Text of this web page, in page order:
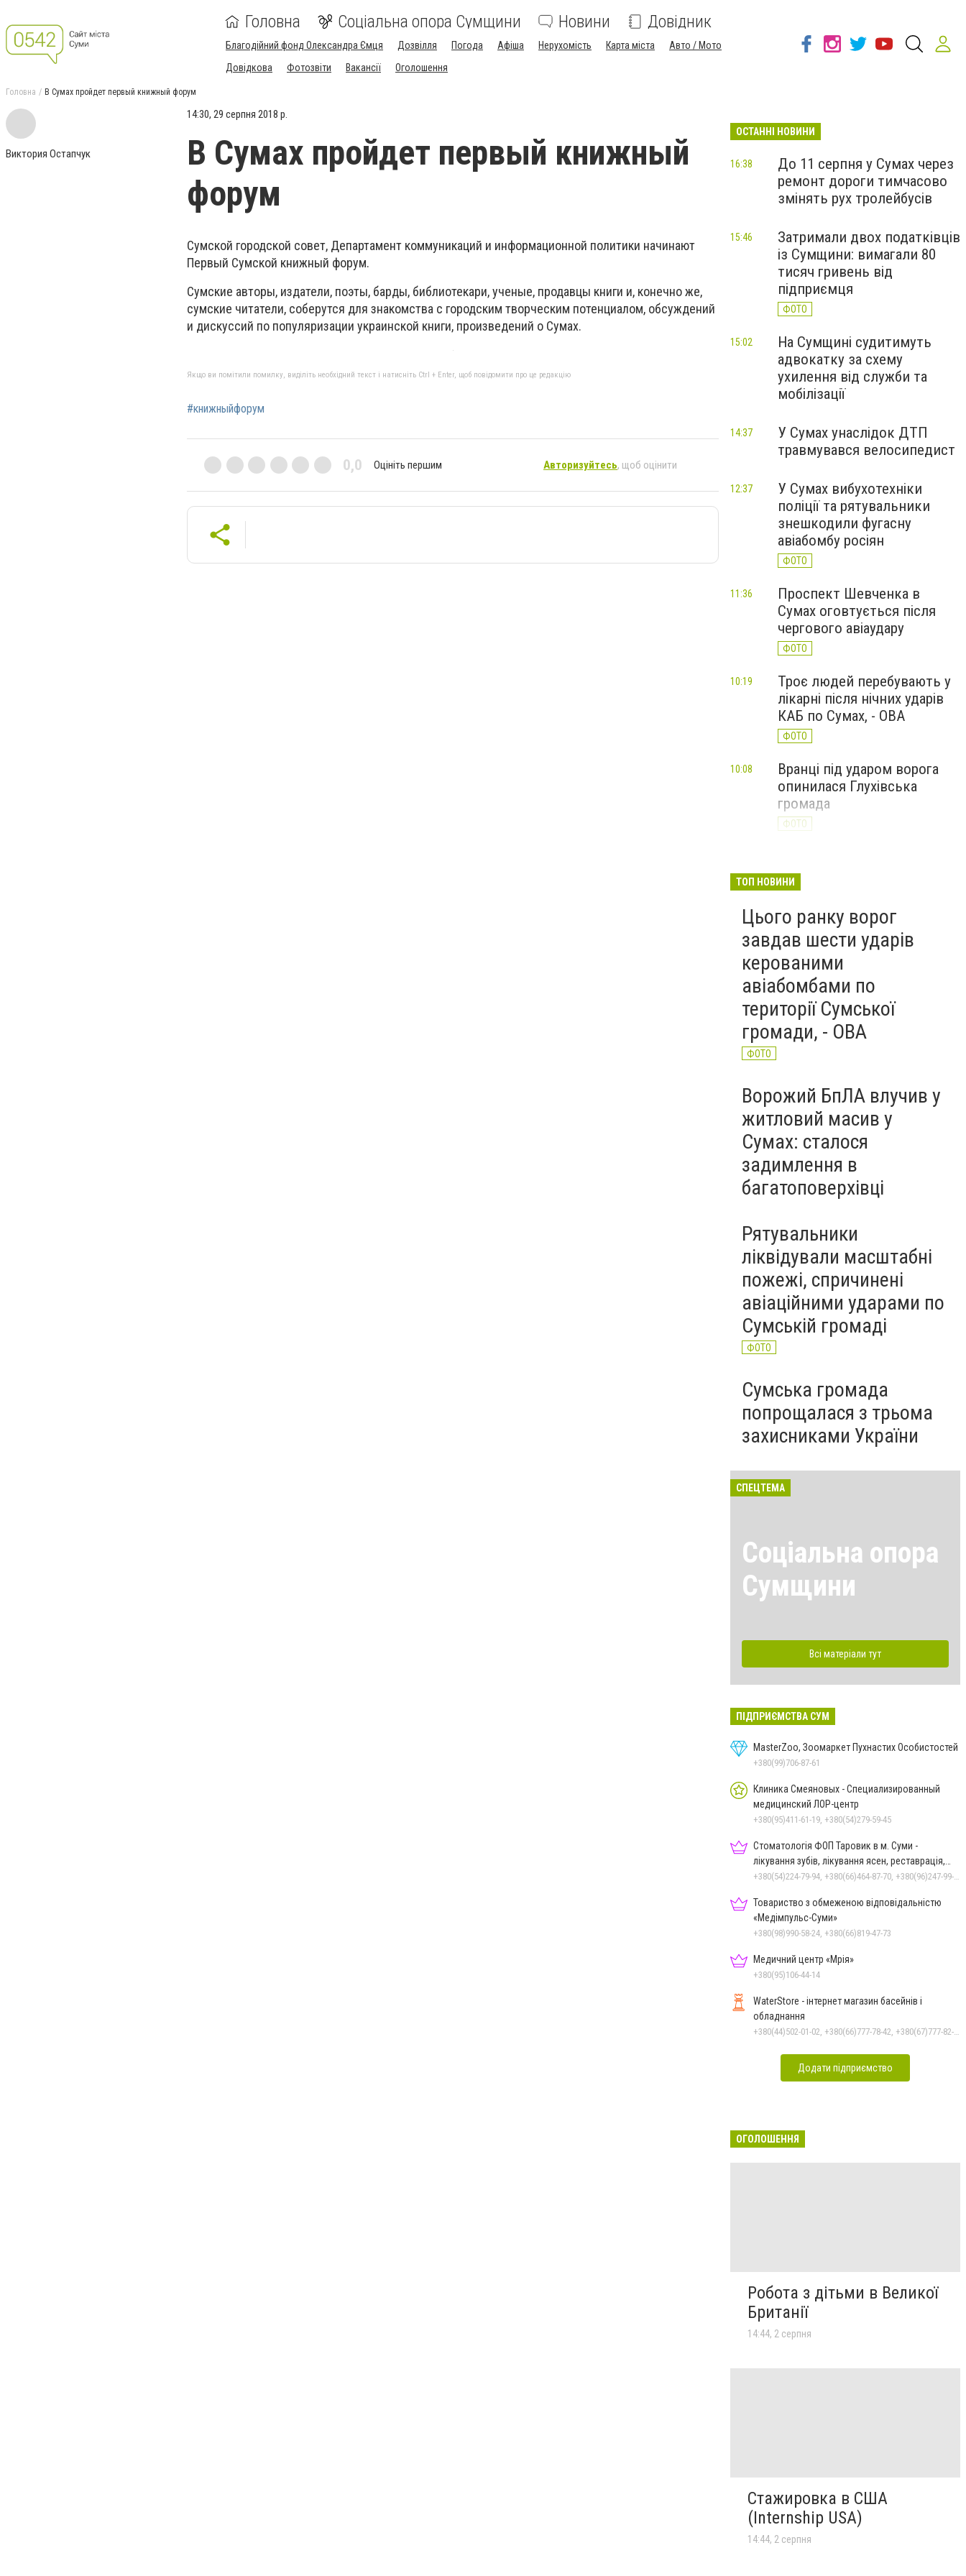
Головна Соціальна опора Сумщини Новини Довідник
Благодійний фонд Олександра Ємця Дозвілля Погода Афіша Нерухомість Карта міста
Авто / Мото
Довідкова
Фотозвіти Вакансії Оголошення
Головна В Сумах пройдет первый книжный форум
Виктория Остапчук
14:30, 29 серпня 2018 р.
В Сумах пройдет первый книжный
форум
Сумской городской совет, Департамент коммуникаций и информационной политики начинают
Первый Сумской книжный форум.
Сумские авторы, издатели, поэты, барды, библиотекари, ученые, продавцы книги и, конечно же,
сумские читатели, соберутся для знакомства с городским творческим потенциалом, обсуждений
и дискуссий по популяризации украинской книги, произведений о Сумах.
Якщо ви помітили помилку, виділіть необхідний текст і натисніть Ctrl + Enter, щоб повідомити про це редакцію
#книжныйфорум
0,0 Оцініть першим Авторизуйтесь, щоб оцінити
ОСТАННІ НОВИНИ
До 11 серпня у Сумах через
ремонт дороги тимчасово
змінять рух тролейбусів
16:38
Затримали двох податківців
із Сумщини: вимагали 80
тисяч гривень від
підприємця
ФОТО
15:46
На Сумщині судитимуть
адвокатку за схему
ухилення від служби та
мобілізації
15:02
У Сумах унаслідок ДТП
травмувався велосипедист
14:37
У Сумах вибухотехніки
поліції та рятувальники
знешкодили фугасну
авіабомбу росіян
ФОТО
12:37
Проспект Шевченка в
Сумах оговтується після
чергового авіаудару
ФОТО
11:36
Троє людей перебувають у
лікарні після нічних ударів
КАБ по Сумах, - ОВА
ФОТО
10:19
Вранці під ударом ворога
опинилася Глухівська
громада
ФОТО
10:08
ТОП НОВИНИ
Цього ранку ворог
завдав шести ударів
керованими
авіабомбами по
території Сумської
громади, - ОВА
ФОТО
Ворожий БпЛА влучив у
житловий масив у
Сумах: сталося
задимлення в
багатоповерхівці
Рятувальники
ліквідували масштабні
пожежі, спричинені
авіаційними ударами по
Сумській громаді
ФОТО
Сумська громада
попрощалася з трьома
захисниками України
СПЕЦТЕМА
Соціальна опора
Сумщини
Всі матеріали тут
ПІДПРИЄМСТВА СУМ
MasterZoo, Зоомаркет Пухнастих Особистостей
+380(99)706-87-61
Клиника Смеяновых - Специализированный
медицинский ЛОР-центр
+380(95)411-61-19, +380(54)279-59-45
Стоматологія ФОП Таровик в м. Суми -
лікування зубів, лікування ясен, реставрація,
протезування
Товариство з обмеженою відповідальністю
«Медімпульс-Суми»
+380(98)990-58-24, +380(66)819-47-73
Медичний центр «Мрія»
+380(95)106-44-14
WaterStore - інтернет магазин басейнів і
обладнання
Додати підприємство
ОГОЛОШЕННЯ
Робота з дітьми в Великої
Британії
14:44, 2 серпня
Стажировка в США
(Internship USA)
14:44, 2 серпня